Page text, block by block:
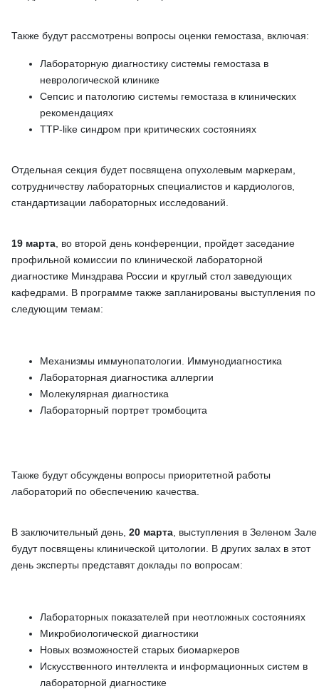
Также будут рассмотрены вопросы оценки гемостаза, включая:
Лабораторную диагностику системы гемостаза в
неврологической клинике
Сепсис и патологию системы гемостаза в клинических
рекомендациях
TTP-like синдром при критических состояниях
Отдельная секция будет посвящена опухолевым маркерам,
сотрудничеству лабораторных специалистов и кардиологов,
стандартизации лабораторных исследований.
19 марта , во второй день конференции, пройдет заседание
профильной комиссии по клинической лабораторной
диагностике Минздрава России и круглый стол заведующих
кафедрами. В программе также запланированы выступления по
следующим темам:
Механизмы иммунопатологии. Иммунодиагностика
Лабораторная диагностика аллергии
Молекулярная диагностика
Лабораторный портрет тромбоцита
Также будут обсуждены вопросы приоритетной работы
лабораторий по обеспечению качества.
В заключительный день, 20 марта , выступления в Зеленом Зале
будут посвящены клинической цитологии. В других залах в этот
день эксперты представят доклады по вопросам:
Лабораторных показателей при неотложных состояниях
Микробиологической диагностики
Новых возможностей старых биомаркеров
Искусственного интеллекта и информационных систем в
лабораторной диагностике